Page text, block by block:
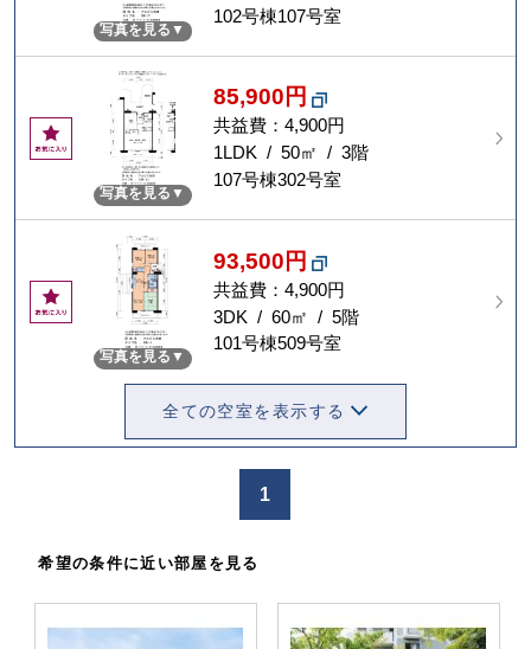
り
写真を見る
102号棟107号室
お
気
り
写真を見る
85,900円
共益費：4,900円
1LDK / 50㎡ / 3階
107号棟302号室
お
気
写真を見る
93,500円
共益費：4,900円
3DK / 60㎡ / 5階
101号棟509号室
全ての空室を表示する
1
希望の条件に近い部屋を見る